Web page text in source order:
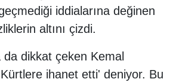
iddialarına değinen
altını çizdi.
dikkat çeken Kemal
ihanet etti' deniyor. Bu